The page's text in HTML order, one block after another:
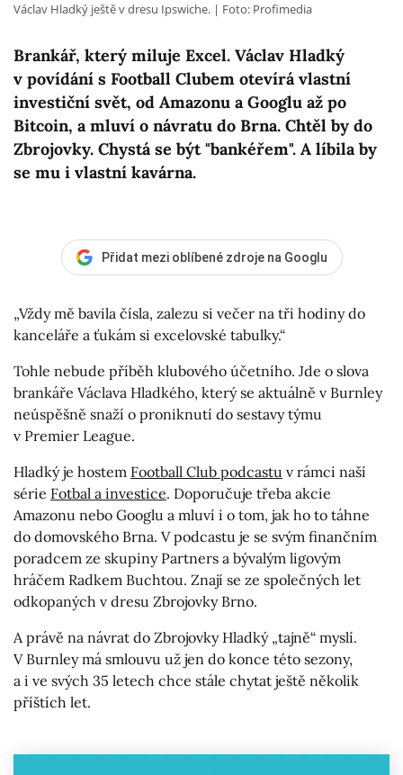
Brankář, který miluje Excel. Václav Hladký
v povídání s Football Clubem otevírá vlastní
investiční svět, od Amazonu a Googlu až po
Bitcoin, a mluví o návratu do Brna. Chtěl by do
Zbrojovky. Chystá se být "bankéřem". A líbila by
se mu i vlastní kavárna.
Václav Hladký ještě v dresu Ipswiche. Foto: Profimedia
Přidat mezi oblíbené zdroje na Googlu
„Vždy mě bavila čísla, zalezu si večer na tři hodiny do
kanceláře a ťukám si excelovské tabulky.“
Tohle nebude příběh klubového účetního. Jde o slova
brankáře Václava Hladkého, který se aktuálně v Burnley
neúspěšně snaží o proniknutí do sestavy týmu
v Premier League.
Hladký je hostem Football Club podcastu v rámci naší
série Fotbal a investice. Doporučuje třeba akcie
Amazonu nebo Googlu a mluví i o tom, jak ho to táhne
do domovského Brna. V podcastu je se svým finančním
poradcem ze skupiny Partners a bývalým ligovým
hráčem Radkem Buchtou. Znají se ze společných let
odkopaných v dresu Zbrojovky Brno.
A právě na návrat do Zbrojovky Hladký „tajně“ myslí.
V Burnley má smlouvu už jen do konce této sezony,
a i ve svých 35 letech chce stále chytat ještě několik
příštích let.